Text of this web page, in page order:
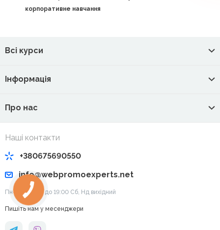
корпоративне навчання
Всі курси
Інформація
Про нас
Наші контакти
+380675690550
info@webpromoexperts.net
Пн-Пт: з 9:00 до 19:00 Cб, Нд вихідний
Пишіть нам у месенджери